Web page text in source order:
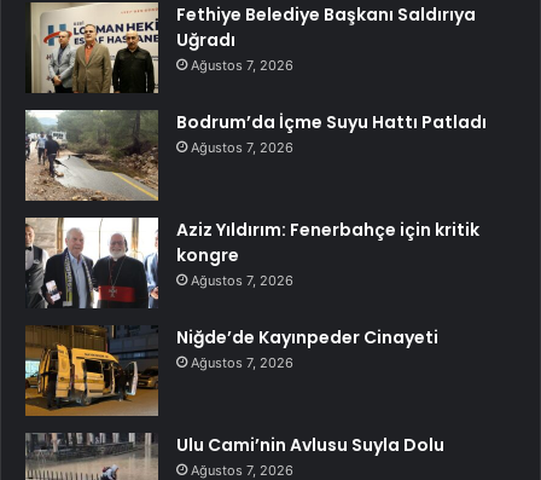
Fethiye Belediye Başkanı Saldırıya
Uğradı
Ağustos 7, 2026
Bodrum’da İçme Suyu Hattı Patladı
Ağustos 7, 2026
Aziz Yıldırım: Fenerbahçe için kritik
kongre
Ağustos 7, 2026
Niğde’de Kayınpeder Cinayeti
Ağustos 7, 2026
Ulu Cami’nin Avlusu Suyla Dolu
Ağustos 7, 2026